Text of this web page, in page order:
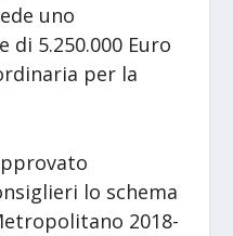
uno
5.250.000 Euro
per la
lo schema
2018-